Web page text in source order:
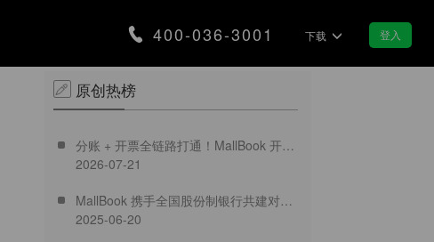
智慧景区
分账让智慧景区交易更智能
集市/夜市
企业合规
合规经营，筑牢企业发展安全防线
400-036-3001 下载 登入
原创热榜
分账 + 开票全链路打通！MallBook 开票
功能正式上线
2026-07-21
MallBook 携手全国股份制银行共建对公
专业结算新生态
2025-06-20